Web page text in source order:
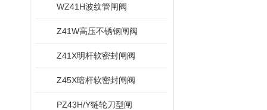
WZ41H波纹管闸阀
Z41W高压不锈钢闸阀
Z41X明杆软密封闸阀
Z45X暗杆软密封闸阀
PZ43H/Y链轮刀型闸